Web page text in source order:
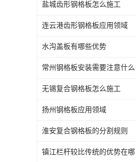
盐城齿形钢格板怎么施工
连云港齿形钢格板应用领域
水沟盖板有哪些优势
常州钢格板安装需要注意什么
无锡复合钢格板怎么施工
扬州钢格板应用领域
淮安复合钢格板的分割规则
镇江栏杆较比传统的优势在哪